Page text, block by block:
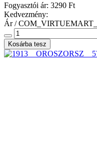
Fogyasztói ár: 3290 Ft
Kedvezmény:
Ár /